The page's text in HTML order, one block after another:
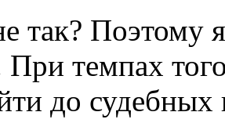
так? Поэтому
При темпах
до судебных